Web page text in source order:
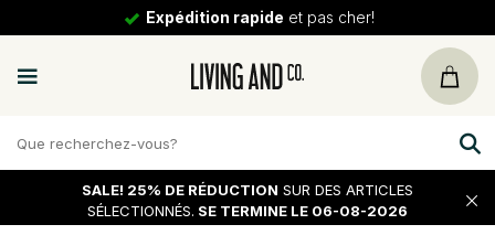
Expédition rapide et pas cher!
SALE! 25% DE RÉDUCTION SUR DES ARTICLES
SÉLECTIONNÉS. SE TERMINE LE 06-08-2026